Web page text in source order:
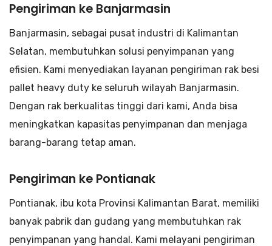
Pengiriman ke Banjarmasin
Banjarmasin, sebagai pusat industri di Kalimantan
Selatan, membutuhkan solusi penyimpanan yang
efisien. Kami menyediakan layanan pengiriman rak besi
pallet heavy duty ke seluruh wilayah Banjarmasin.
Dengan rak berkualitas tinggi dari kami, Anda bisa
meningkatkan kapasitas penyimpanan dan menjaga
barang-barang tetap aman.
Pengiriman ke Pontianak
Pontianak, ibu kota Provinsi Kalimantan Barat, memiliki
banyak pabrik dan gudang yang membutuhkan rak
penyimpanan yang handal. Kami melayani pengiriman